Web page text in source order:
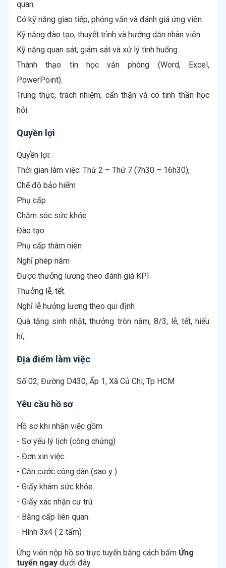
quan.
Có kỹ năng giao tiếp, phỏng vấn và đánh giá ứng viên.
Kỹ năng đào tạo, thuyết trình và hướng dẫn nhân viên.
Kỹ năng quan sát, giám sát và xử lý tình huống.
Thành thạo tin học văn phòng (Word, Excel,
PowerPoint).
Trung thực, trách nhiệm, cẩn thận và có tinh thần học
hỏi.
Quyền lợi
Quyền lợi:
Thời gian làm việc: Thứ 2 – Thứ 7 (7h30 – 16h30),
Chế độ bảo hiểm
Phụ cấp
Chăm sóc sức khỏe
Đào tạo
Phụ cấp thâm niên
Nghỉ phép năm
Được thưởng lương theo đánh giá KPI.
Thưởng lễ, tết.
Nghỉ lễ hưởng lương theo qui định
Quà tặng sinh nhật, thưởng tròn năm, 8/3, lễ, tết, hiếu
Địa điểm làm việc
Số 02, Đường D430, Ấp 1, Xã Củ Chi, Tp HCM
Yêu cầu hồ sơ
Hồ sơ khi nhận việc gồm
- Sơ yếu lý lịch (công chứng)
- Đơn xin việc.
- Căn cước công dân (sao y )
- Giấy khám sức khỏe.
- Giấy xác nhận cư trú.
- Bằng cấp liên quan.
- Hình 3x4 ( 2 tấm)
Ứng viên nộp hồ sơ trực tuyến bằng cách bấm Ứng
tuyển ngay dưới đây.